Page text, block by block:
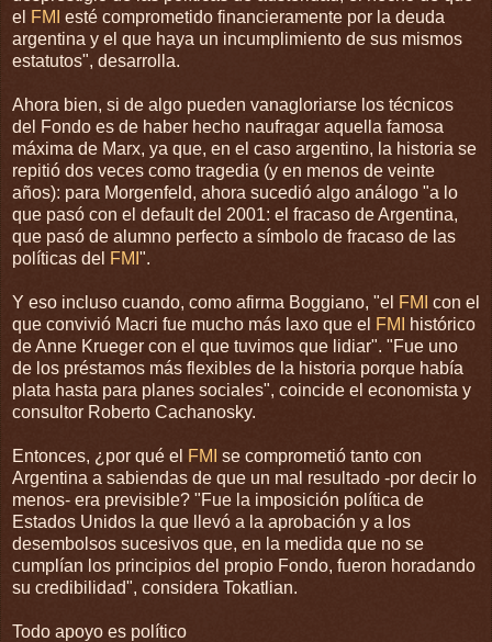
el FMI esté comprometido financieramente por la deuda
argentina y el que haya un incumplimiento de sus mismos
estatutos", desarrolla.
Ahora bien, si de algo pueden vanagloriarse los técnicos
del Fondo es de haber hecho naufragar aquella famosa
máxima de Marx, ya que, en el caso argentino, la historia se
repitió dos veces como tragedia (y en menos de veinte
años): para Morgenfeld, ahora sucedió algo análogo "a lo
que pasó con el default del 2001: el fracaso de Argentina,
que pasó de alumno perfecto a símbolo de fracaso de las
políticas del FMI ".
Y eso incluso cuando, como afirma Boggiano, "el FMI con el
que convivió Macri fue mucho más laxo que el FMI
histórico
de Anne Krueger con el que tuvimos que lidiar". "Fue uno
de los préstamos más flexibles de la historia porque había
plata hasta para planes sociales", coincide el economista y
consultor Roberto Cachanosky.
Entonces, ¿por qué el FMI se comprometió tanto con
Argentina a sabiendas de que un mal resultado -por decir lo
menos- era previsible? "Fue la imposición política de
Estados Unidos la que llevó a la aprobación y a los
desembolsos sucesivos que, en la medida que no se
cumplían los principios del propio Fondo, fueron horadando
su credibilidad", considera Tokatlian.
Todo apoyo es político